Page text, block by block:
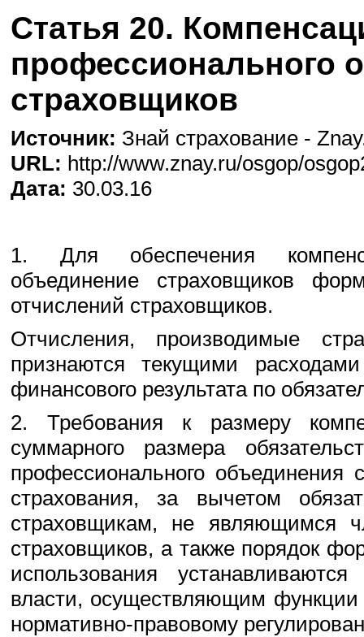
Статья 20.
профессионального
страховщиков
Источник: Знай страхование -
URL: http://www.znay.ru/osgop/
Дата: 30.03.16
1. Для обеспечения
объединение страховщиков
отчислений страховщиков.
Отчисления, производимые
признаются текущими
финансового результата по
2. Требования к размеру
суммарного размера
профессионального объединения
страхования, за вычетом
страховщикам, не являющимся
страховщиков, а также порядок
использования
власти, осуществляющим функции
нормативно-правовому